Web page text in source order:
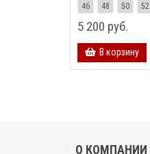
46 48 50 52
5 200 руб.
В корзину
О КОМПАНИИ